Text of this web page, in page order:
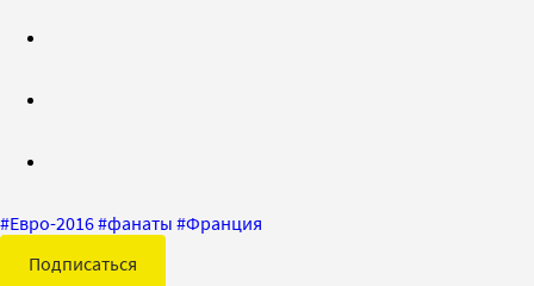
#Евро-2016#фанаты #Франция
Подписаться